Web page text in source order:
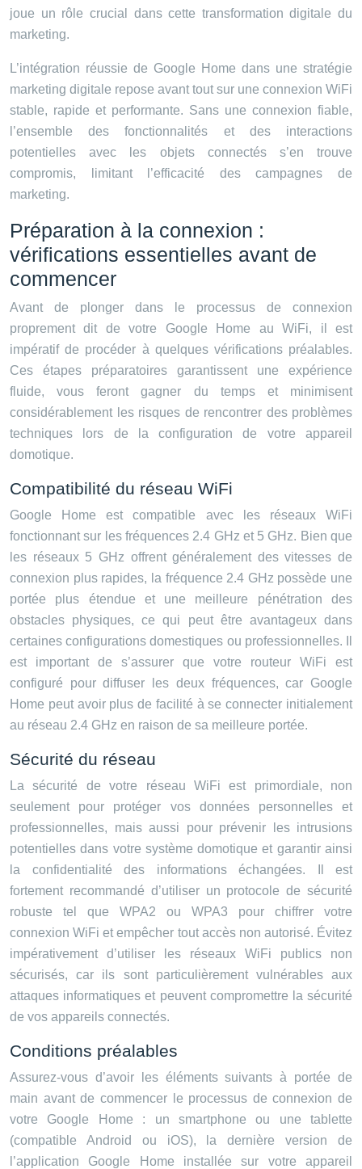
joue un rôle crucial dans cette transformation digitale du
marketing.
L’intégration réussie de Google Home dans une stratégie
marketing digitale repose avant tout sur une connexion WiFi
stable, rapide et performante. Sans une connexion fiable,
l’ensemble des fonctionnalités et des interactions
potentielles avec les objets connectés s’en trouve
compromis, limitant l’efficacité des campagnes de
marketing.
Préparation à la connexion :
vérifications essentielles avant de
commencer
Avant de plonger dans le processus de connexion
proprement dit de votre Google Home au WiFi, il est
impératif de procéder à quelques vérifications préalables.
Ces étapes préparatoires garantissent une expérience
fluide, vous feront gagner du temps et minimisent
considérablement les risques de rencontrer des problèmes
techniques lors de la configuration de votre appareil
domotique.
Compatibilité du réseau WiFi
Google Home est compatible avec les réseaux WiFi
fonctionnant sur les fréquences 2.4 GHz et 5 GHz. Bien que
les réseaux 5 GHz offrent généralement des vitesses de
connexion plus rapides, la fréquence 2.4 GHz possède une
portée plus étendue et une meilleure pénétration des
obstacles physiques, ce qui peut être avantageux dans
certaines configurations domestiques ou professionnelles. Il
est important de s’assurer que votre routeur WiFi est
configuré pour diffuser les deux fréquences, car Google
Home peut avoir plus de facilité à se connecter initialement
au réseau 2.4 GHz en raison de sa meilleure portée.
Sécurité du réseau
La sécurité de votre réseau WiFi est primordiale, non
seulement pour protéger vos données personnelles et
professionnelles, mais aussi pour prévenir les intrusions
potentielles dans votre système domotique et garantir ainsi
la confidentialité des informations échangées. Il est
fortement recommandé d’utiliser un protocole de sécurité
robuste tel que WPA2 ou WPA3 pour chiffrer votre
connexion WiFi et empêcher tout accès non autorisé. Évitez
impérativement d’utiliser les réseaux WiFi publics non
sécurisés, car ils sont particulièrement vulnérables aux
attaques informatiques et peuvent compromettre la sécurité
de vos appareils connectés.
Conditions préalables
Assurez-vous d’avoir les éléments suivants à portée de
main avant de commencer le processus de connexion de
votre Google Home : un smartphone ou une tablette
(compatible Android ou iOS), la dernière version de
l’application Google Home installée sur votre appareil